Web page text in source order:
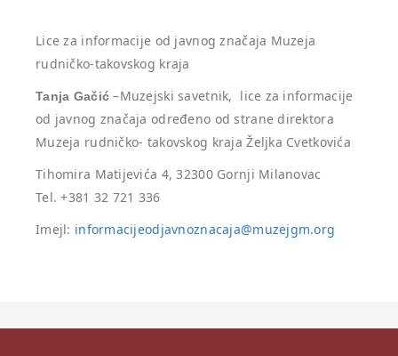
Lice za informacije od javnog značaja Muzeja
rudničko-takovskog kraja
Tanja Gačić –Muzejski savetnik, lice za informacije
od javnog značaja određeno od strane direktora
Muzeja rudničko- takovskog kraja Željka Cvetkovića
Tihomira Matijevića 4, 32300 Gornji Milanovac
Tel. +381 32 721 336
Imejl: informacijeodjavnoznacaja@muzejgm.org